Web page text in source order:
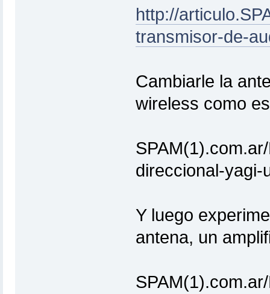
http://
transmisor-de-
Cambiarle la
wireless como
direccional-yagi-
Y luego
antena, un